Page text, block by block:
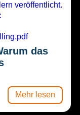
veröffentlicht.
das
Mehr lesen